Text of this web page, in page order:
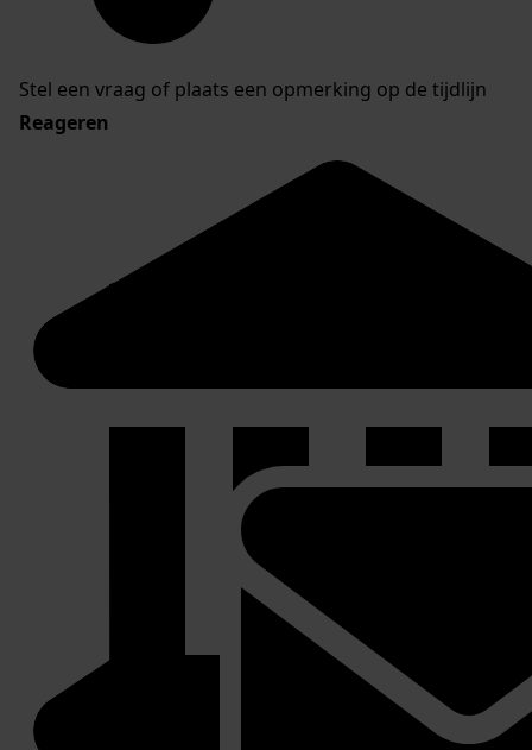
Stel een vraag of plaats een opmerking op de tijdlijn
Reageren